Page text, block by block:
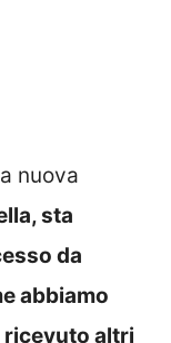
nuova
sta
da
abbiamo
ricevuto altri